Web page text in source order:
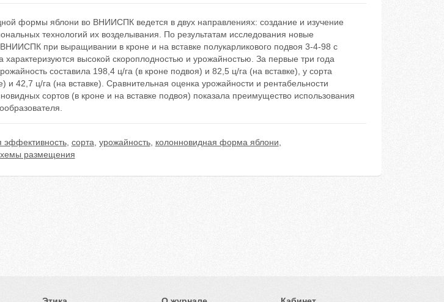
формы яблони во ВНИИСПК ведется в двух направлениях: создание и изучение
технологий их возделывания. По результатам исследования новые
при выращивании в кроне и на вставке полукарликового подвоя 3-4-98 с
характеризуются высокой скороплодностью и урожайностью. За первые три года
составила 198,4 ц/га (в кроне подвоя) и 82,5 ц/га (на вставке), у сорта
42,7 ц/га (на вставке). Сравнительная оценка урожайности и рентабельности
сортов (в кроне и на вставке подвоя) показала преимущество использования
эффективность, сорта урожайность, колонновидная форма яблони
размещения